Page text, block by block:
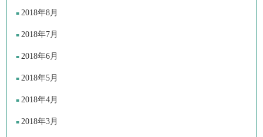
2018年8月
2018年7月
2018年6月
2018年5月
2018年4月
2018年3月